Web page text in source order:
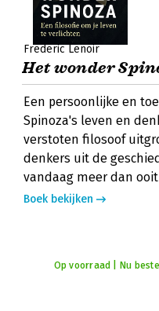
Frederic Lenoir
Het wonder
Een persoonlijke en
Spinoza's leven en
verstoten filosoof
denkers uit de
vandaag meer dan
Boek bekijken
Op voorraad | Nu